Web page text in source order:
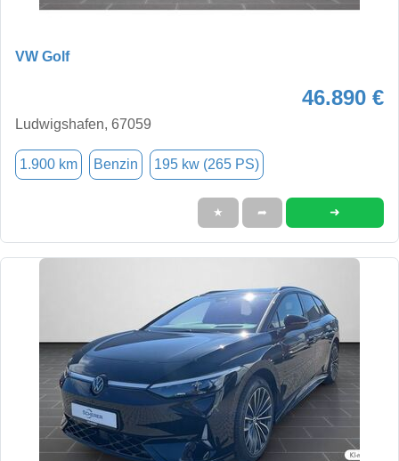
VW Golf
46.890 €
Ludwigshafen, 67059
1.900 km Benzin 195 kw (265 PS)
★ ➦ ➜